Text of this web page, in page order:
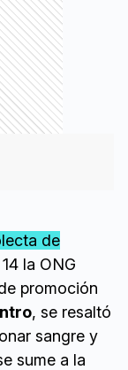
de
la ONG
promoción
, se resaltó
sangre y
sume a la